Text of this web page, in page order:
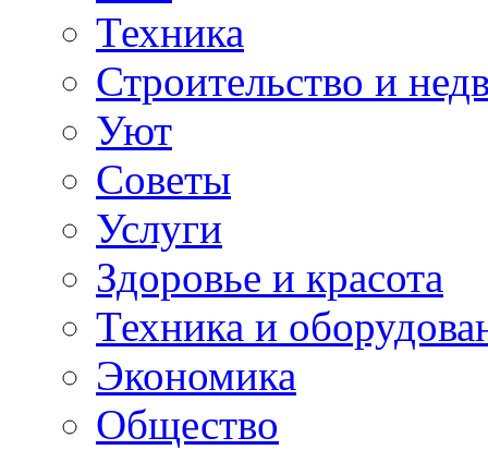
Техника
Строительство и
Уют
Советы
Услуги
Здоровье и красота
Техника и
Экономика
Общество